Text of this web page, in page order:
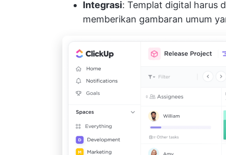
Integrasi: Templat digital harus
memberikan gambaran umum